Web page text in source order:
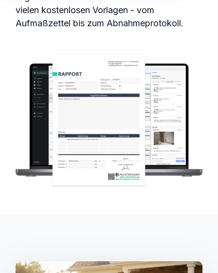
vielen kostenlosen Vorlagen - vom
Aufmaßzettel bis zum Abnahmeprotokoll.